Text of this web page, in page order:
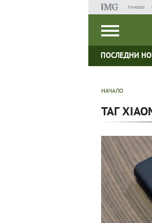
Investor
ПОСЛЕДНИ
НАЧАЛО
ТАГ